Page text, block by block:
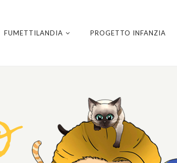
FUMETTILANDIA PROGETTO INFANZIA